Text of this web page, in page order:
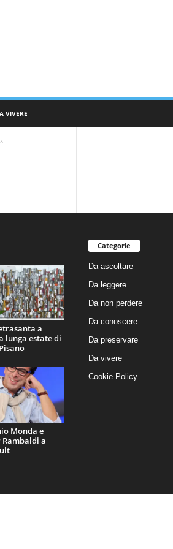
VIVERE
a
lunga estate di
Monda e
a
Categorie
Da ascoltare
Da leggere
Da non perdere
Da conoscere
Da preservare
Da vivere
Cookie Policy